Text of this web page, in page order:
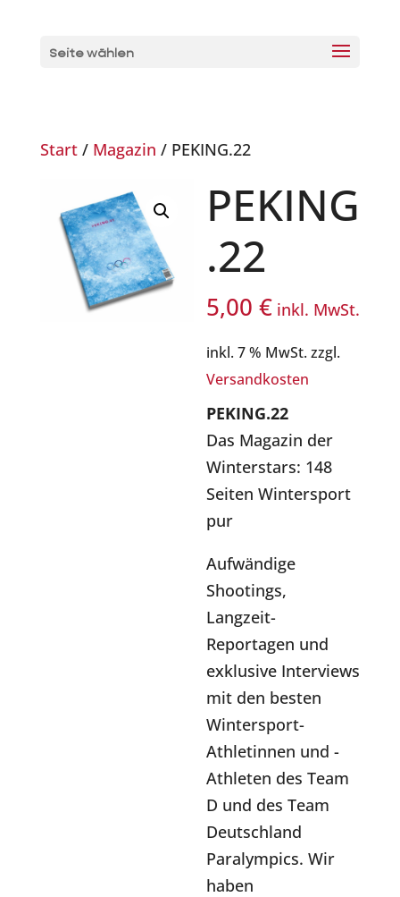
Seite wählen
Start/ Magazin / PEKING.22
PEKING
.22
5,00€ inkl. MwSt.
inkl. 7 % MwSt. zzgl.
Versandkosten
PEKING.22
Das Magazin der
Winterstars: 148
Seiten Wintersport
pur
Aufwändige
Shootings,
Langzeit-
Reportagen und
exklusive Interviews
mit den besten
Wintersport-
Athletinnen und -
Athleten des Team
D und des Team
Deutschland
Paralympics. Wir
haben